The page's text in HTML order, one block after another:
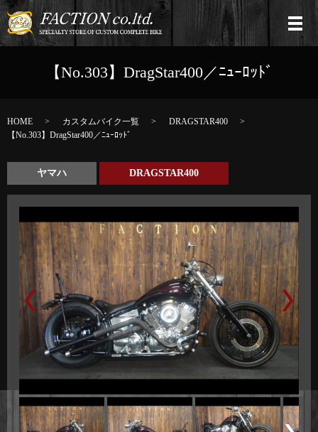
【No.303】DragStar400／ﾆｭｰﾛｯﾄﾞ
HOME カスタムバイク一覧
DRAGSTAR400
【No.303】DragStar400／ﾆｭｰﾛｯﾄﾞ
ヤマハ DRAGSTAR400